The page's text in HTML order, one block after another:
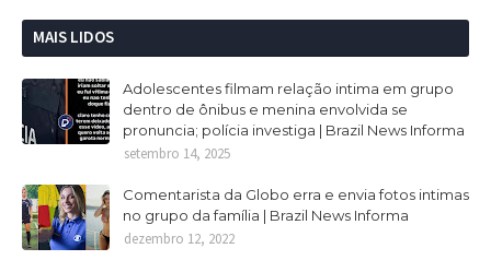
MAIS LIDOS
Adolescentes filmam relação intima em grupo
dentro de ônibus e menina envolvida se
pronuncia; polícia investiga | Brazil News Informa
setembro 14, 2025
Comentarista da Globo erra e envia fotos intimas
no grupo da família | Brazil News Informa
dezembro 12, 2022